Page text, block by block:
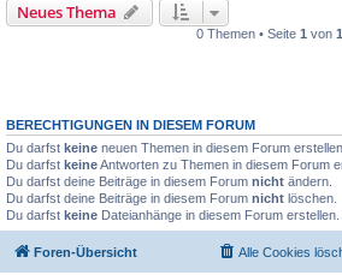
Neues Thema
0 Themen • Seite 1 von 1
BERECHTIGUNGEN IN DIESEM FORUM
Du darfst keine neuen Themen in diesem Forum erstellen.
Du darfst keineAntworten zu Themen in diesem Forum
Du darfst deine Beiträge in diesem Forum nicht ändern.
Du darfst deine Beiträge in diesem Forum nicht löschen.
Du darfst keine Dateianhänge in diesem Forum erstellen.
Foren-Übersicht Alle Cookies